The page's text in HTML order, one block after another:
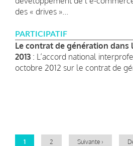
des « drives »...
PARTICIPATIF
Le contrat de génération dans
2013 : L’accord national
octobre 2012 sur le contrat de
Page
1 Page
2
Page
Suivante ›